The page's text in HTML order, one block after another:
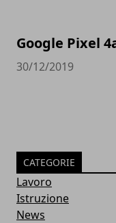
Google Pixel
30/12/2019
CATEGORIE
Lavoro
Istruzione
News